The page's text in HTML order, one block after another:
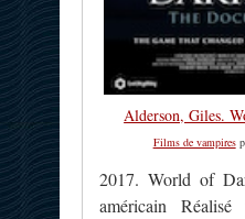
Alderson, Giles.
Films de vampires
2017. World of
américain